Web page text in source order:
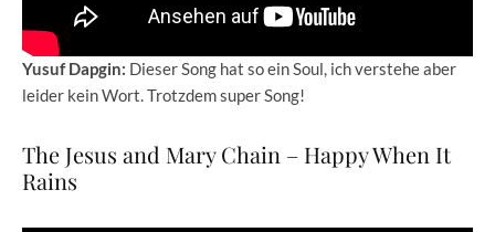
Yusuf Dapgin: Dieser Song hat so ein Soul, ich verstehe aber
leider kein Wort. Trotzdem super Song!
The Jesus and Mary Chain – Happy When It
Rains